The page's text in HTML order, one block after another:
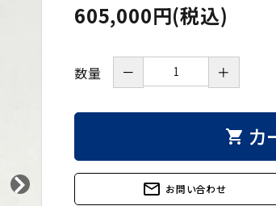
605,000円(税込)
数量 － ＋
shopping_cart カ
mail_outline お問い合わせ